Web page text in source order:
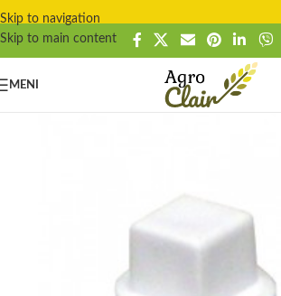
Skip to navigation
Skip to main content
MENI